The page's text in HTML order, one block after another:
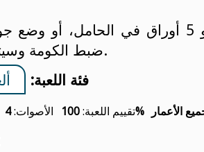
جمع 21 نقطة، أو 5 أوراق في الحامل، أو
ضبط الكومة وسيتم منحكم نقاط.
فئة اللعبة:
الأصوات:4 تقييم اللعبة:100% الأعمار